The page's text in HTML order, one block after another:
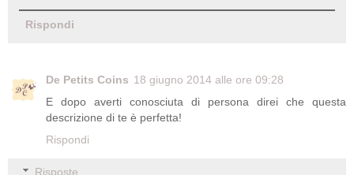
Rispondi
De Petits Coins 18 giugno 2014 alle ore 09:28
E dopo averti conosciuta di persona direi che questa
descrizione di te è perfetta!
Rispondi
Risposte